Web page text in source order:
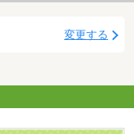
変更する